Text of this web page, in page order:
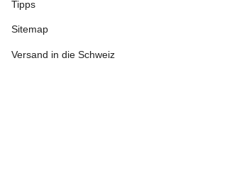
Tipps
Sitemap
Versand in die Schweiz